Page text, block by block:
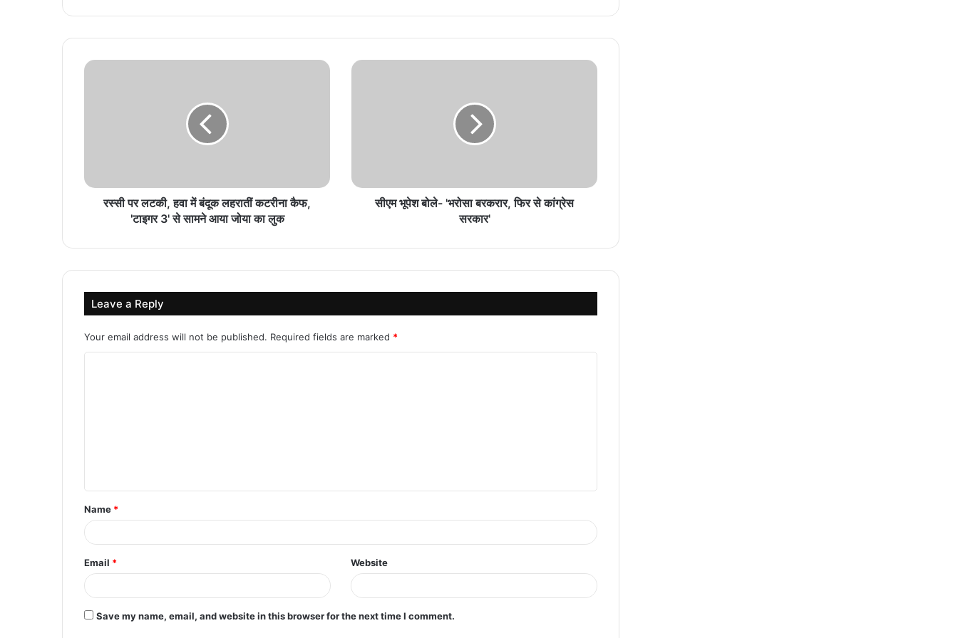
रस्सी पर लटकी, हवा में बंदूक लहरातीं कटरीना कैफ,
'टाइगर 3' से सामने आया जोया का लुक
सीएम भूपेश बोले- 'भरोसा बरकरार, फिर से कांग्रेस
सरकार'
Leave a Reply
Your email address will not be published. Required fields are marked *
t
*
Name *
Email * Website
Save my name, email, and website in this browser for the next time I comment.